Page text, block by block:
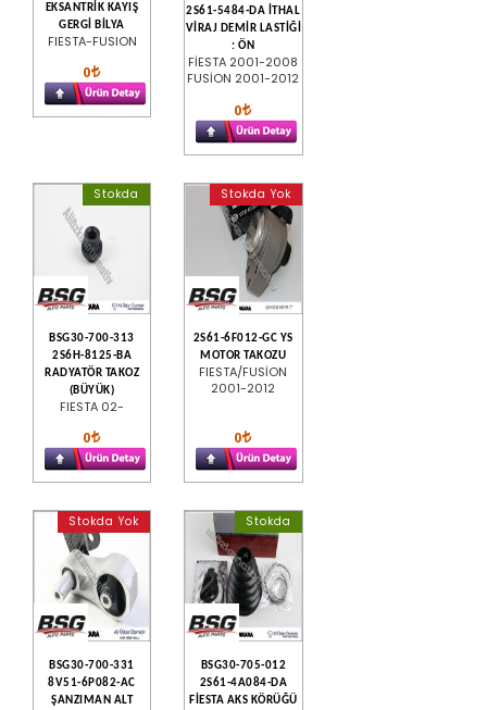
EKSANTRİK KAYIŞ
GERGİ BİLYA
FIESTA-FUSION
0
2S61-5484-DA İTHAL
VİRAJ DEMİR LASTİĞİ
: ÖN
FİESTA 2001-2008
FUSİON 2001-2012
0
Stokda
BSG30-700-313
2S6H-8125-BA
RADYATÖR TAKOZ
(BÜYÜK)
FIESTA 02-
0
Stokda Yok
2S61-6F012-GC YS
MOTOR TAKOZU
FIESTA/FUSİON
2001-2012
0
Stokda Yok
BSG30-700-331
8V51-6P082-AC
ŞANZIMAN ALT
Stokda
BSG30-705-012
2S61-4A084-DA
FİESTA AKS KÖRÜĞÜ